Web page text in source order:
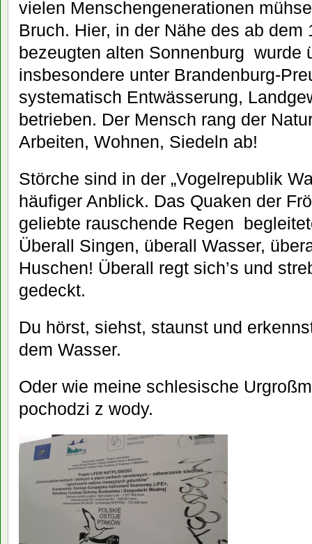
vielen Menschengenerationen
Bruch. Hier, in der Nähe des ab dem
bezeugten alten Sonnenburg wurde
insbesondere unter Brandenburg-
systematisch Entwässerung,
betrieben. Der Mensch rang der
Arbeiten, Wohnen, Siedeln ab!
Störche sind in der „Vogelrepublik
häufiger Anblick. Das Quaken der
geliebte rauschende Regen
Überall Singen, überall Wasser,
Huschen! Überall regt sich’s und
gedeckt.
Du hörst, siehst, staunst und
dem Wasser.
Oder wie meine schlesische
pochodzi z wody.